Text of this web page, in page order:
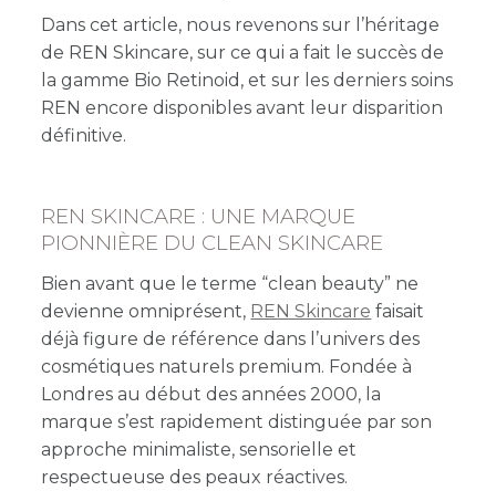
Dans cet article, nous revenons sur l’héritage
de REN Skincare, sur ce qui a fait le succès de
la gamme Bio Retinoid, et sur les derniers soins
REN encore disponibles avant leur disparition
définitive.
REN SKINCARE : UNE MARQUE
PIONNIÈRE DU CLEAN SKINCARE
Bien avant que le terme “clean beauty” ne
devienne omniprésent, REN Skincare faisait
déjà figure de référence dans l’univers des
cosmétiques naturels premium. Fondée à
Londres au début des années 2000, la
marque s’est rapidement distinguée par son
approche minimaliste, sensorielle et
respectueuse des peaux réactives.